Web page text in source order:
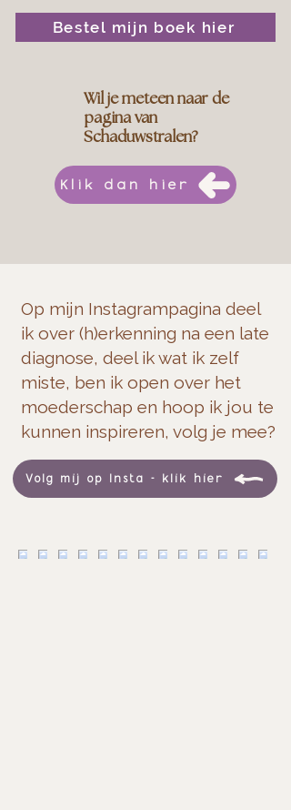
Bestel mijn boek hier
Wil je meteen naar de
pagina van
Schaduwstralen?
Klik dan hier
Op mijn Instagrampagina deel
ik over (h)erkenning na een late
diagnose, deel ik wat ik zelf
miste, ben ik open over het
moederschap en hoop ik jou te
kunnen inspireren, volg je mee?
Volg mij op Insta - klik hier